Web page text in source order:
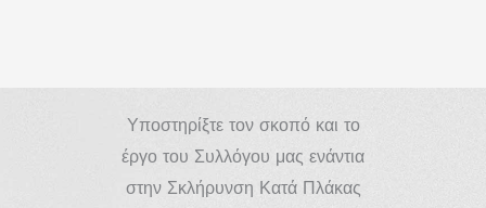
Υποστηρίξτε τον σκοπό και το
έργο του Συλλόγου μας ενάντια
στην Σκλήρυνση Κατά Πλάκας